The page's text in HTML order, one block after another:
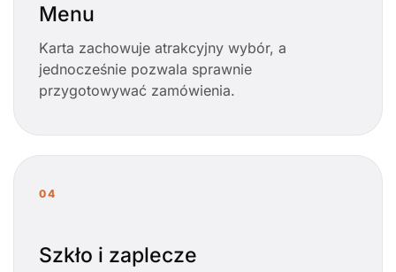
Menu
Karta zachowuje atrakcyjny wybór, a
jednocześnie pozwala sprawnie
przygotowywać zamówienia.
04
Szkło i zaplecze